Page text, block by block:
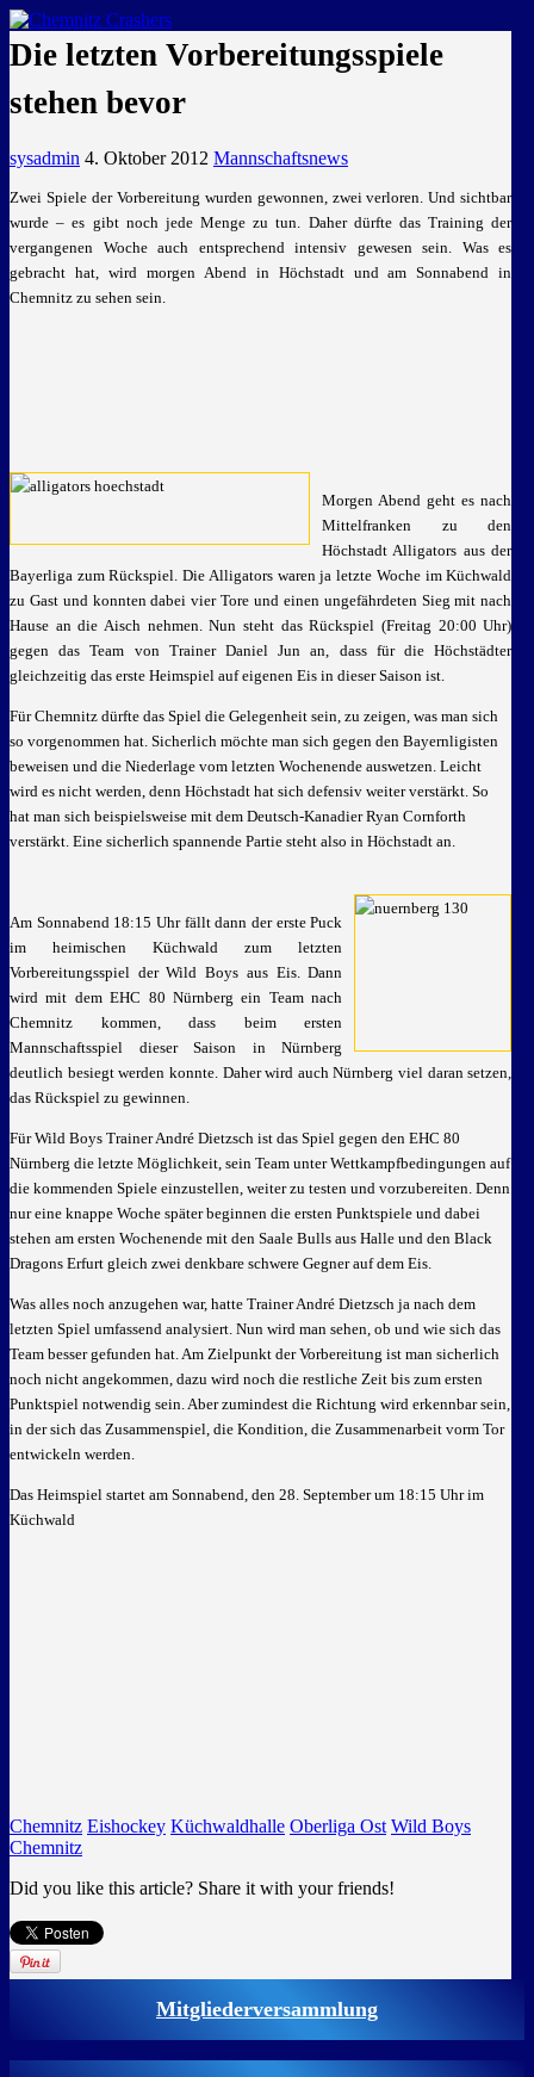
GEMEINSAM EINE LEIDENSCHAFT
Die letzten Vorbereitungsspiele
stehen bevor
sysadmin 4. Oktober 2012 Mannschaftsnews
Zwei Spiele der Vorbereitung wurden gewonnen, zwei verloren. Und sichtbar
wurde – es gibt noch jede Menge zu tun. Daher dürfte das Training der
vergangenen Woche auch entsprechend intensiv gewesen sein. Was es
gebracht hat, wird morgen Abend in Höchstadt und am Sonnabend in
Chemnitz zu sehen sein.
Morgen Abend geht es nach
Mittelfranken zu den
Höchstadt Alligators aus der
Bayerliga zum Rückspiel. Die Alligators waren ja letzte Woche im Küchwald
zu Gast und konnten dabei vier Tore und einen ungefährdeten Sieg mit nach
Hause an die Aisch nehmen. Nun steht das Rückspiel (Freitag 20:00 Uhr)
gegen das Team von Trainer Daniel Jun an, dass für die Höchstädter
gleichzeitig das erste Heimspiel auf eigenen Eis in dieser Saison ist.
Für Chemnitz dürfte das Spiel die Gelegenheit sein, zu zeigen, was man sich
so vorgenommen hat. Sicherlich möchte man sich gegen den Bayernligisten
beweisen und die Niederlage vom letzten Wochenende auswetzen. Leicht
wird es nicht werden, denn Höchstadt hat sich defensiv weiter verstärkt. So
hat man sich beispielsweise mit dem Deutsch-Kanadier Ryan Cornforth
verstärkt. Eine sicherlich spannende Partie steht also in Höchstadt an.
Am Sonnabend 18:15 Uhr fällt dann der erste Puck
im heimischen Küchwald zum letzten
Vorbereitungsspiel der Wild Boys aus Eis. Dann
wird mit dem EHC 80 Nürnberg ein Team nach
Chemnitz kommen, dass beim ersten
Mannschaftsspiel dieser Saison in Nürnberg
deutlich besiegt werden konnte. Daher wird auch Nürnberg viel daran setzen,
das Rückspiel zu gewinnen.
Für Wild Boys Trainer André Dietzsch ist das Spiel gegen den EHC 80
Nürnberg die letzte Möglichkeit, sein Team unter Wettkampfbedingungen auf
die kommenden Spiele einzustellen, weiter zu testen und vorzubereiten. Denn
nur eine knappe Woche später beginnen die ersten Punktspiele und dabei
stehen am ersten Wochenende mit den Saale Bulls aus Halle und den Black
Dragons Erfurt gleich zwei denkbare schwere Gegner auf dem Eis.
Was alles noch anzugehen war, hatte Trainer André Dietzsch ja nach dem
letzten Spiel umfassend analysiert. Nun wird man sehen, ob und wie sich das
Team besser gefunden hat. Am Zielpunkt der Vorbereitung ist man sicherlich
noch nicht angekommen, dazu wird noch die restliche Zeit bis zum ersten
Punktspiel notwendig sein. Aber zumindest die Richtung wird erkennbar sein,
in der sich das Zusammenspiel, die Kondition, die Zusammenarbeit vorm Tor
entwickeln werden.
Das Heimspiel startet am Sonnabend, den 28. September um 18:15 Uhr im
Küchwald
Chemnitz Eishockey Küchwaldhalle Oberliga Ost Wild Boys
Chemnitz
Did you like this article? Share it with your friends!
Mitgliederversammlung